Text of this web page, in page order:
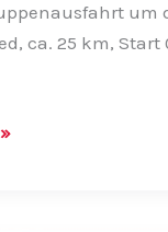
um
ca. 25 km, Start